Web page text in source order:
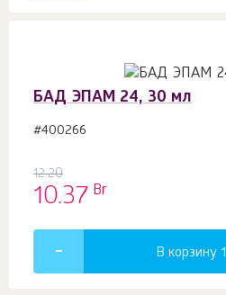
БАД ЭПАМ 24, 30 мл
#400266
12.20
10.37 Br
В корзину 1